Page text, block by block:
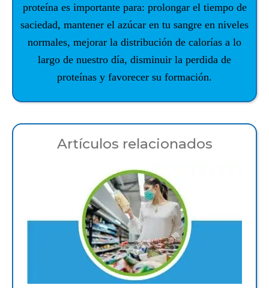
proteína es importante para: prolongar el tiempo de
saciedad, mantener el azúcar en tu sangre en niveles
normales, mejorar la distribución de calorías a lo
largo de nuestro día, disminuir la perdida de
proteínas y favorecer su formación.
Artículos relacionados